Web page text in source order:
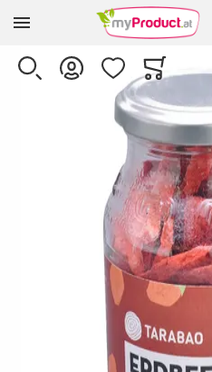
Zur Homepage
SUCHE KONTO WUNSCHLISTEWARENKORB
Minicart